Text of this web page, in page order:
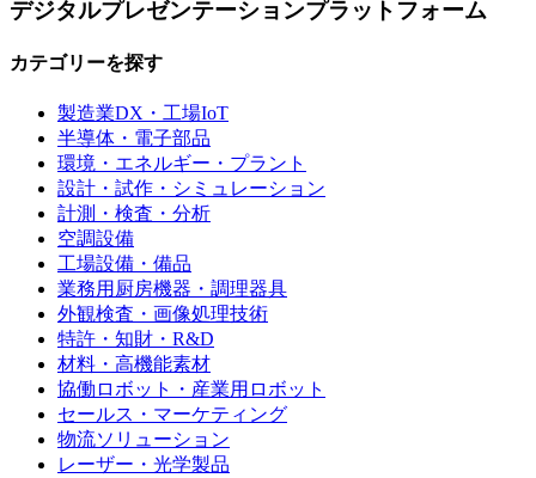
デジタルプレゼンテーションプラットフォーム
カテゴリーを探す
製造業DX・工場IoT
半導体・電子部品
環境・エネルギー・プラント
設計・試作・シミュレーション
計測・検査・分析
空調設備
工場設備・備品
業務用厨房機器・調理器具
外観検査・画像処理技術
特許・知財・R&D
材料・高機能素材
協働ロボット・産業用ロボット
セールス・マーケティング
物流ソリューション
レーザー・光学製品